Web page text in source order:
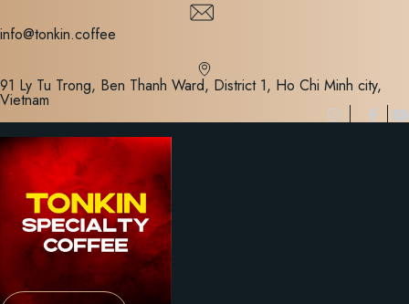
to
info@tonkin.coffee
91 Ly Tu Trong, Ben Thanh Ward, District 1, Ho Chi Minh city,
Vietnam